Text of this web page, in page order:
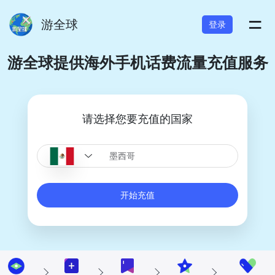
游全球 登录 =
游全球提供海外手机话费流量充值服务
请选择您要充值的国家
开始充值